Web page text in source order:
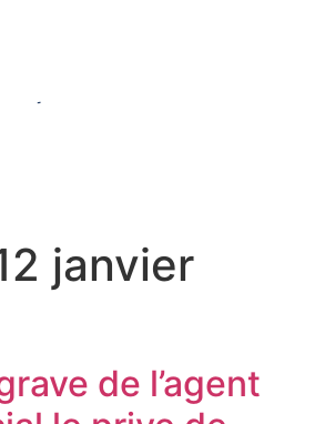
janvier
de l’agent